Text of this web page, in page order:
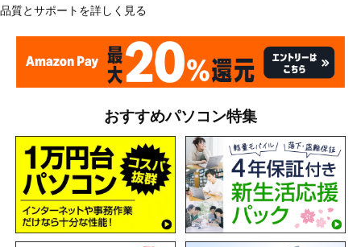
品質とサポートを詳しく見る
おすすめパソコン特集